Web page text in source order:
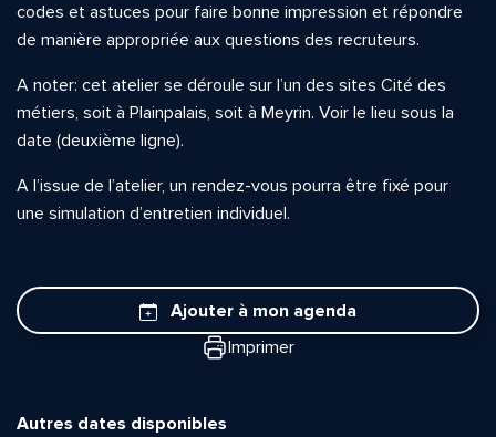
codes et astuces pour faire bonne impression et répondre
de manière appropriée aux questions des recruteurs.
A noter: cet atelier se déroule sur l’un des sites Cité des
métiers, soit à Plainpalais, soit à Meyrin. Voir le lieu sous la
date (deuxième ligne).
A l’issue de l’atelier, un rendez-vous pourra être fixé pour
une simulation d’entretien individuel.
Ajouter à mon agenda
Imprimer
Autres dates disponibles